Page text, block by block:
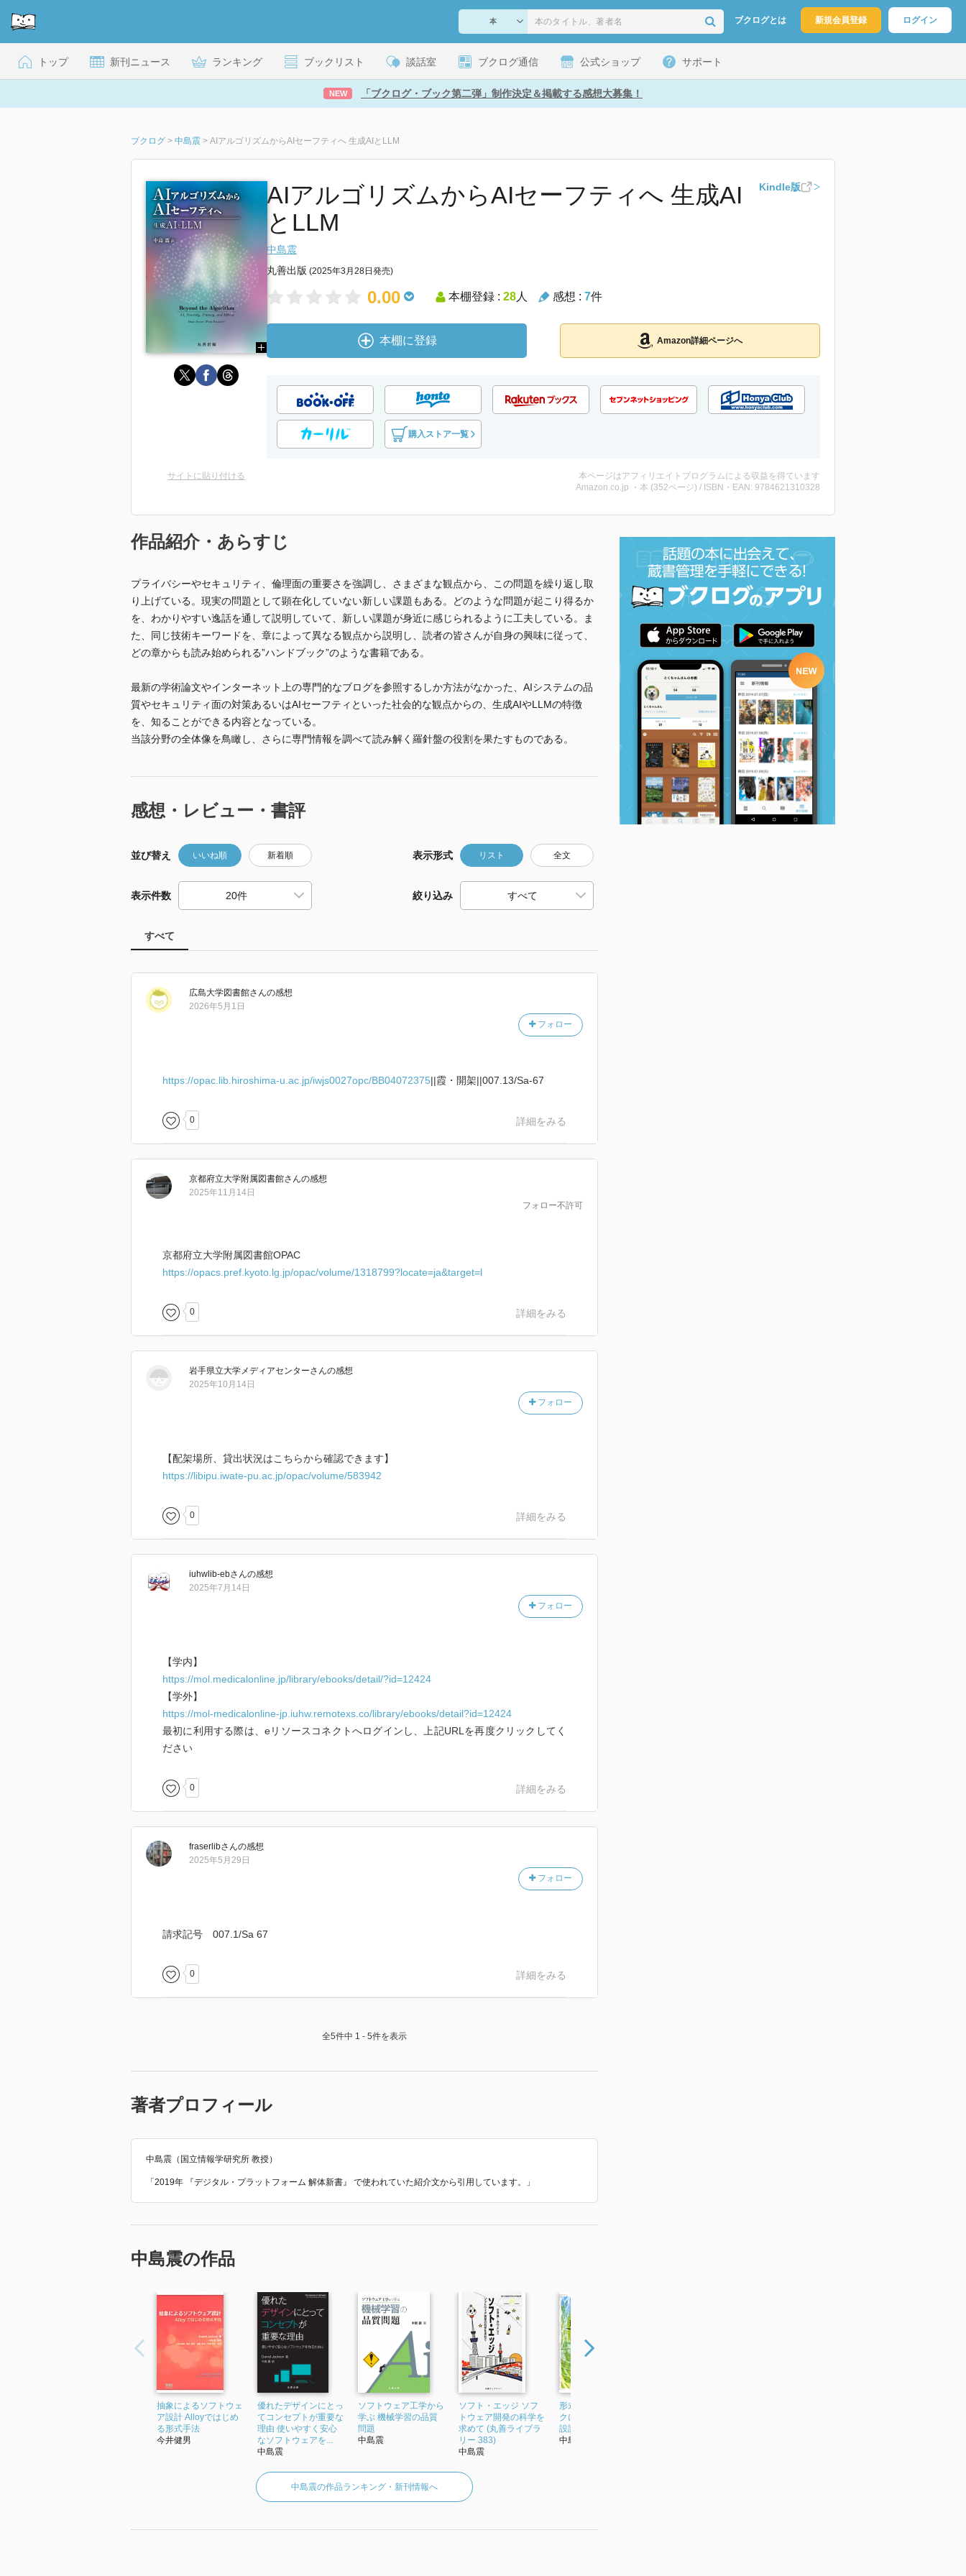
ブクログとは 新規会員登録 ログイン
トップ 新刊ニュース ランキング ブックリスト 談話室 ブクログ通信 公式ショップ サポート
NEW 「ブクログ・ブック第二弾」制作決定＆掲載する感想大募集！
ブクログ > 中島震 > AIアルゴリズムからAIセーフティへ 生成AIとLLM
AIアルゴリズムからAIセーフティへ 生成AI
とLLM
Kindle版
中島震
丸善出版 (2025年3月28日発売)
0.00 本棚登録 : 28人 感想 : 7件
本棚に登録 Amazon詳細ページへ
購入ストア一覧
サイトに貼り付ける
本ページはアフィリエイトプログラムによる収益を得ています
Amazon.co.jp ・本 (352ページ) / ISBN・EAN: 9784621310328
作品紹介・あらすじ
プライバシーやセキュリティ、倫理面の重要さを強調し、さまざまな観点から、この問題を繰り返し取
り上げている。現実の問題として顕在化していない新しい課題もある。どのような問題が起こり得るか
を、わかりやすい逸話を通して説明していて、新しい課題が身近に感じられるように工夫している。ま
た、同じ技術キーワードを、章によって異なる観点から説明し、読者の皆さんが自身の興味に従って、
どの章からも読み始められる”ハンドブック”のような書籍である。
最新の学術論文やインターネット上の専門的なブログを参照するしか方法がなかった、AIシステムの品
質やセキュリティ面の対策あるいはAIセーフティといった社会的な観点からの、生成AIやLLMの特徴
を、知ることができる内容となっている。
当該分野の全体像を鳥瞰し、さらに専門情報を調べて読み解く羅針盤の役割を果たすものである。
感想・レビュー・書評
並び替え いいね順 新着順 表示形式 リスト 全文
表示件数 絞り込み
すべて
広島大学図書館さんの感想
フォロー
2026年5月1日
https://opac.lib.hiroshima-u.ac.jp/iwjs0027opc/BB04072375||霞・開架||007.13/Sa-67
0 詳細をみる
京都府立大学附属図書館さんの感想
フォロー不許可
2025年11月14日
京都府立大学附属図書館OPAC
https://opacs.pref.kyoto.lg.jp/opac/volume/1318799?locate=ja&target=l
0 詳細をみる
岩手県立大学メディアセンターさんの感想
フォロー
2025年10月14日
【配架場所、貸出状況はこちらから確認できます】
https://libipu.iwate-pu.ac.jp/opac/volume/583942
0 詳細をみる
iuhwlib-ebさんの感想
フォロー
2025年7月14日
【学内】
https://mol.medicalonline.jp/library/ebooks/detail/?id=12424
【学外】
https://mol-medicalonline-jp.iuhw.remotexs.co/library/ebooks/detail?id=12424
最初に利用する際は、eリソースコネクトへログインし、上記URLを再度クリックしてく
ださい
0 詳細をみる
fraserlibさんの感想
フォロー
2025年5月29日
請求記号 007.1/Sa 67
0 詳細をみる
全5件中 1 - 5件を表示
著者プロフィール
中島震（国立情報学研究所 教授）
「2019年 『デジタル・プラットフォーム 解体新書』 で使われていた紹介文から引用しています。」
中島震の作品
抽象によるソフトウェ
ア設計 Alloyではじめ
る形式手法
今井健男
優れたデザインにとっ
てコンセプトが重要な
理由 使いやすく安心
なソフトウェアを...
中島震
ソフトウェア工学から
学ぶ 機械学習の品質
問題
中島震
ソフト・エッジ ソフ
トウェア開発の科学を
求めて (丸善ライブラ
リー 383)
中島震
形式手法入門 ロジッ
クによるソフトウェア
設計
中島震
中島震の作品ランキング・新刊情報へ